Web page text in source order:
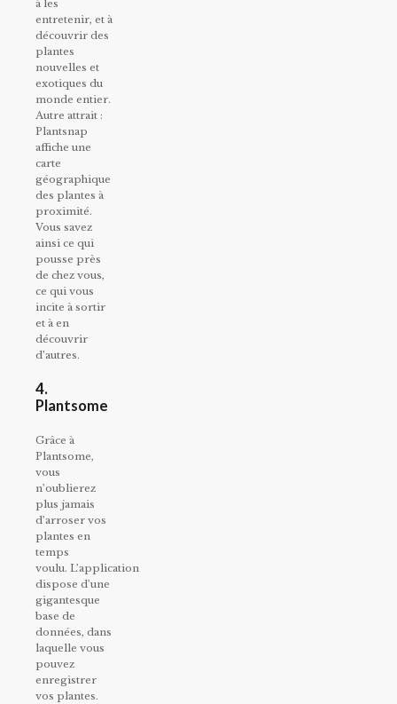
à les
entretenir, et à
découvrir des
plantes
nouvelles et
exotiques du
monde entier.
Autre attrait :
Plantsnap
affiche une
carte
géographique
des plantes à
proximité.
Vous savez
ainsi ce qui
pousse près
de chez vous,
ce qui vous
incite à sortir
et à en
découvrir
d’autres.
4.
Plantsome
Grâce à
Plantsome,
vous
n’oublierez
plus jamais
d’arroser vos
plantes en
temps
voulu. L’application
dispose d’une
gigantesque
base de
données, dans
laquelle vous
pouvez
enregistrer
vos plantes.